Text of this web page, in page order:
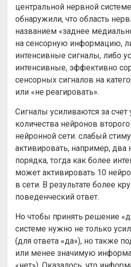
центральной нервной
обнаружили, что область
названием «заднее
на сенсорную информацию,
интенсивные сигналы, либо
интенсивные, эффективно
сенсорных сигналов на
или «не реагировать».
Сигналы усиливаются за счет
количества нейронов
нейронной сети: слабый
активировать, например, два
порядка, тогда как более
может активировать 10
в сети. В результате более
поведенческий ответ.
Но чтобы принять решение
системе нужно не только
(для ответа «да»), но также
или менее значимую